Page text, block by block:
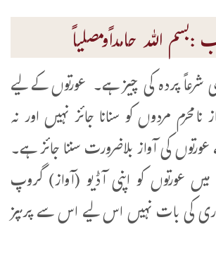
:بسم اللہ حامداًومصلیاً
پردہ کی چیز ہے۔ عورتوں کے لیے
مردوں کو سنانا جائز نہیں اور نہ
کی آواز بلاضرورت سننا جائز ہے۔
عورتوں کو اپنی آڈیو (آواز) گروپ
کی بات نہیں اس لیے اس سے پرہیز